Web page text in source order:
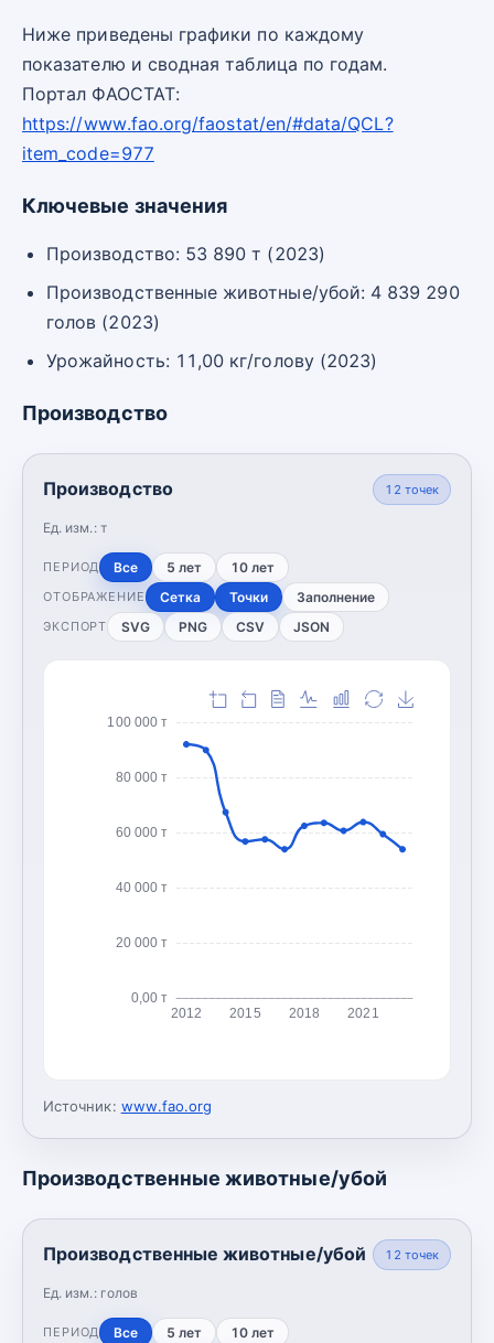
Ниже приведены графики по каждому
показателю и сводная таблица по годам.
Портал ФАОСТАТ:
https://www.fao.org/faostat/en/#data/QCL?
item_code=977
Ключевые значения
Производство: 53 890 т (2023)
Производственные животные/убой: 4 839 290
голов (2023)
Урожайность: 11,00 кг/голову (2023)
Производство
Производство
Ед. изм.: т
12 точек
ПЕРИОД Все 5 лет 10 лет
ОТОБРАЖЕНИЕ Сетка Точки Заполнение
ЭКСПОРТ SVG PNG CSV JSON
0,00 т
20 000 т
40 000 т
60 000 т
80 000 т
100 000 т
2012 2015 2018 2021
Источник: www.fao.org
Производственные животные/убой
Производственные животные/убой
Ед. изм.: голов
12 точек
ПЕРИОД Все 5 лет 10 лет